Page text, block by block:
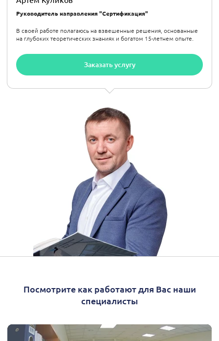
Руководитель направления "Сертификация"
В своей работе полагаюсь на взвешенные решения, основанные
на глубоких теоретических знаниях и богатом 15-летнем опыте.
Заказать услугу
Посмотрите как работают для Вас наши
специалисты